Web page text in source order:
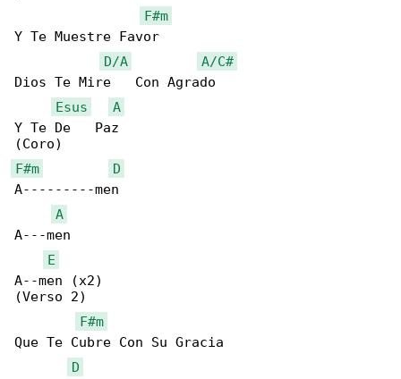
F#m
Y Te Muestre Favor
D/A
A/C#
Dios Te Mire   Con Agrado
Esus
A
Y Te De   Paz
F#m
D
A---------men
A
A---men
E
A--men (x2)
(Verso 2)
F#m
Que Te Cubre Con Su Gracia
D